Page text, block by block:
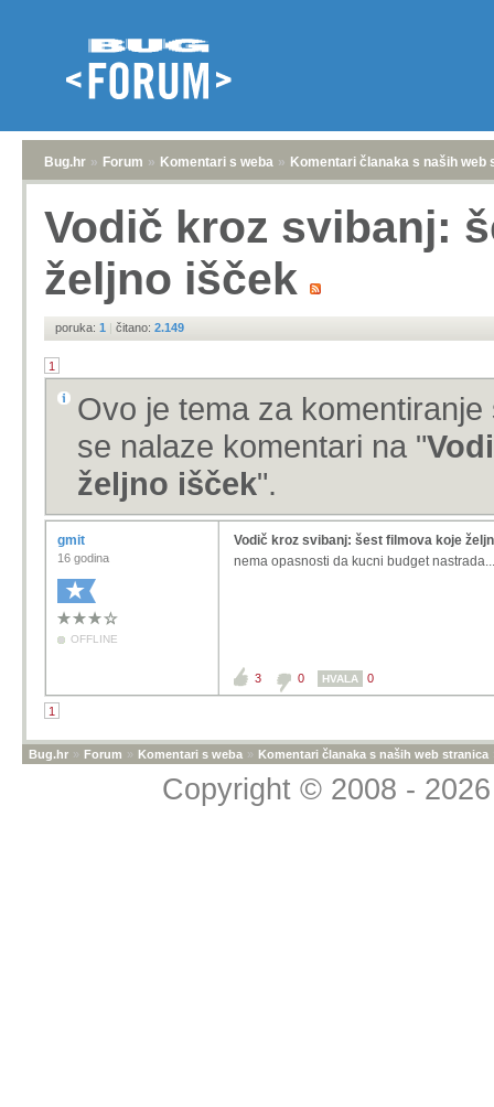
Bug.hr » Forum » Komentari s weba » Komentari članaka s naših web
Vodič kroz svibanj:
željno išček
poruka: 1 | čitano: 2.149
1
Ovo je tema za
se nalaze komentari na "
željno išček".
gmit
16 godina
OFFLINE
Vodič kroz svibanj: šest filmova koje
nema opasnosti da kucni budget
3 0 HVALA 0
1
Bug.hr » Forum » Komentari s weba » Komentari članaka s naših web stranica
Copyright © 2008 -